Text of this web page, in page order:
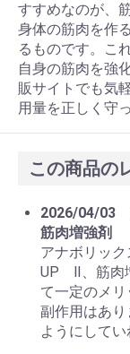
すすめなのが、
身体の筋肉を作
るものです。こ
自身の筋肉を強
販サイトでも気
用量を正しく守
この商品の
2026/04/03
筋肉増強剤
アナボリッ
UP Ⅱ、筋肉
て一定のメリ
副作用はあ
ようにしてい